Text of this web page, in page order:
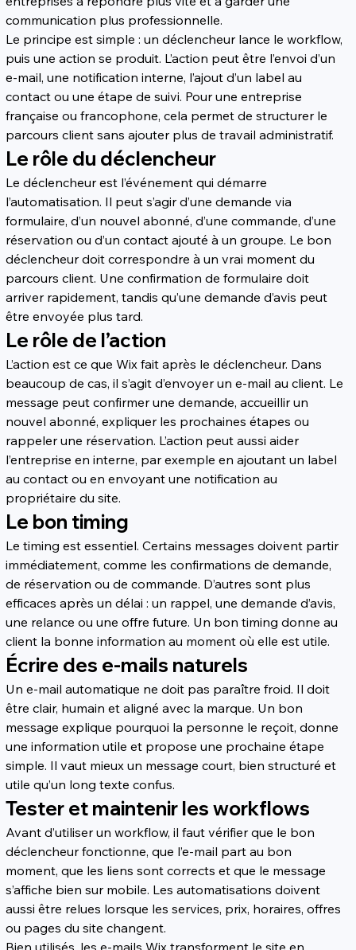
communication plus professionnelle.
Le principe est simple : un déclencheur lance le workflow,
puis une action se produit. L’action peut être l’envoi d’un
e-mail, une notification interne, l’ajout d’un label au
contact ou une étape de suivi. Pour une entreprise
française ou francophone, cela permet de structurer le
parcours client sans ajouter plus de travail administratif.
Le rôle du déclencheur
Le déclencheur est l’événement qui démarre
l’automatisation. Il peut s’agir d’une demande via
formulaire, d’un nouvel abonné, d’une commande, d’une
réservation ou d’un contact ajouté à un groupe. Le bon
déclencheur doit correspondre à un vrai moment du
parcours client. Une confirmation de formulaire doit
arriver rapidement, tandis qu’une demande d’avis peut
être envoyée plus tard.
Le rôle de l’action
L’action est ce que Wix fait après le déclencheur. Dans
beaucoup de cas, il s’agit d’envoyer un e-mail au client. Le
message peut confirmer une demande, accueillir un
nouvel abonné, expliquer les prochaines étapes ou
rappeler une réservation. L’action peut aussi aider
l’entreprise en interne, par exemple en ajoutant un label
au contact ou en envoyant une notification au
propriétaire du site.
Le bon timing
Le timing est essentiel. Certains messages doivent partir
immédiatement, comme les confirmations de demande,
de réservation ou de commande. D’autres sont plus
efficaces après un délai : un rappel, une demande d’avis,
une relance ou une offre future. Un bon timing donne au
client la bonne information au moment où elle est utile.
Écrire des e-mails naturels
Un e-mail automatique ne doit pas paraître froid. Il doit
être clair, humain et aligné avec la marque. Un bon
message explique pourquoi la personne le reçoit, donne
une information utile et propose une prochaine étape
simple. Il vaut mieux un message court, bien structuré et
utile qu’un long texte confus.
Tester et maintenir les workflows
Avant d’utiliser un workflow, il faut vérifier que le bon
déclencheur fonctionne, que l’e-mail part au bon
moment, que les liens sont corrects et que le message
s’affiche bien sur mobile. Les automatisations doivent
aussi être relues lorsque les services, prix, horaires, offres
ou pages du site changent.